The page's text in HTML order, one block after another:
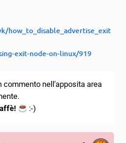
how_to_disable_advertise_exit
exit-node-on-linux/919
commento nell'apposita area
:-)